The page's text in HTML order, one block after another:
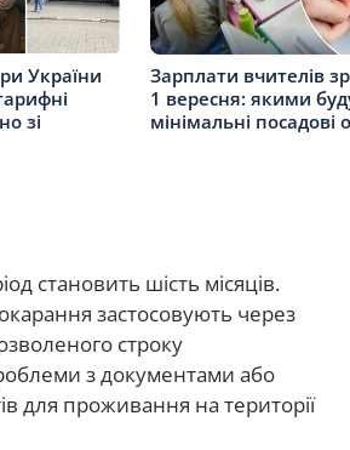
України
зі
Зарплати вчителів
1 вересня: якими
мінімальні посадові
становить шість місяців.
застосовують через
строку
з документами або
для проживання на території